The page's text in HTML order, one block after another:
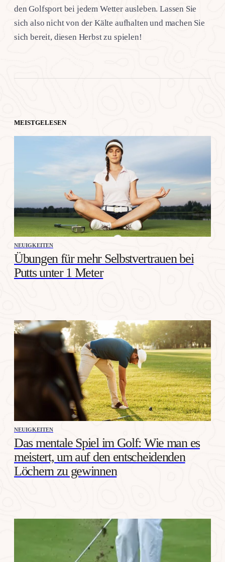
den Golfsport bei jedem Wetter ausleben. Lassen Sie
sich also nicht von der Kälte aufhalten und machen Sie
sich bereit, diesen Herbst zu spielen!
MEISTGELESEN
NEUIGKEITEN
Übungen für mehr Selbstvertrauen bei
Putts unter 1 Meter
NEUIGKEITEN
Das mentale Spiel im Golf: Wie man es
meistert, um auf den entscheidenden
Löchern zu gewinnen